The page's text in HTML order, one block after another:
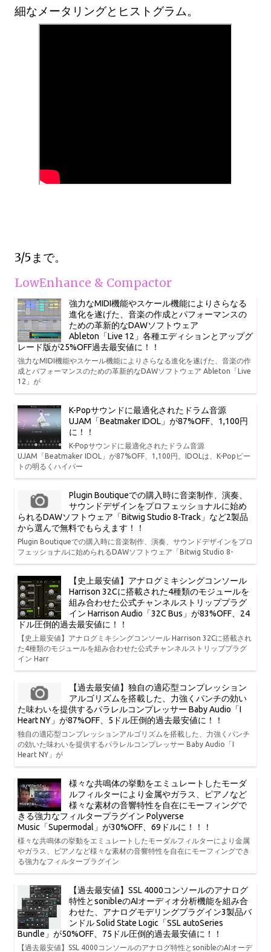
細なメータリングとヒストグラム。
3/5まで。
LowEnhance & Compactor
強力なMIDI機能やスケール機能によりさらなる
進化を遂げた、音楽の作成とパフォーマンスの
ための革新的なDAWソフトウェア
Ableton「Live 12」各種エディションとアップグ
レード版が25%OFF過去最安値に！！
強力なMIDI機能やスケール機能によりさらなる進化を遂げた、音楽の作
成とパフォーマンスのための革新的なDAWソフトウェア Ableton「Live
12」が
K-Popサウンドに最適化されたドラム音源
UJAM「Beatmaker IDOL」が87%OFF、1,100円
に！！
K-Popサウンドに最適化されたドラム音源
UJAM「Beatmaker IDOL」が87%OFF、1,100円。IDOLは、K-Popビー
トの明るくハイパー
Plugin Boutiqueでの購入時に音楽制作、演奏、
サウンドデザインをプロフェッショナルに始め
られるDAWソフトウェア「Bitwig Studio 8-Track」など2製品
から選んで無料でもらえます！！
Plugin Boutiqueでの購入時に音楽制作、演奏、サウンドデザインをプロ
フェッショナルに始められるDAWソフトウェア「Bitwig Studio 8-
【史上最安値】アナログミキシングコンソール
Harrison 32Cに搭載された4種類のモジュールを
組み合わせた公式チャンネルストリッププラグ
イン Harrison Audio「32C Bus」が83%OFF、24
ドル圧倒的過去最安値に！！
【史上最安値】アナログミキシングコンソール Harrison 32Cに搭載され
た4種類のモジュールを組み合わせた公式チャンネルストリッププラグ
イン Harr
【過去最安値】独自の適応型コンプレッション
アルゴリズムを搭載した、力強くパンチの効い
た味わいを提供するパラレルコンプレッサー Baby Audio「I
Heart NY」が87%OFF、5ドル圧倒的過去最安値に！！
独自の適応型コンプレッションアルゴリズムを搭載した、力強くパンチ
の効いた味わいを提供するパラレルコンプレッサー Baby Audio「I
Heart NY」が
様々な共鳴体の挙動をエミュレートしたモーダ
ルフィルターにより金属やガラス、ピアノなど
様々な素材の音響特性を自在にモーフィングで
きる強力なフィルタープラグイン Polyverse
Music「Supermodal」が30%OFF、69ドルに！！！
様々な共鳴体の挙動をエミュレートしたモーダルフィルターにより金属
やガラス、ピアノなど様々な素材の音響特性を自在にモーフィングでき
る強力なフィルタープラグイン
【過去最安値】SSL 4000コンソールのアナログ
特性とsonibleのAIオーディオ分析機能を組み合
わせた、アナログモデリングプラグイン3製品バ
ンドル Solid State Logic「SSL autoSeries
Bundle」が50%OFF、75ドル圧倒的過去最安値に！！
【過去最安値】SSL 4000コンソールのアナログ特性とsonibleのAIオーデ